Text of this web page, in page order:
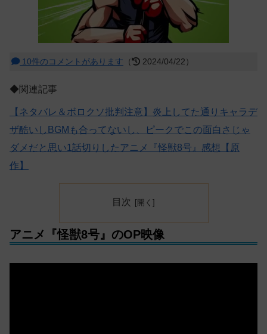
10件のコメントがあります （ 2024/04/22）
◆関連記事
【ネタバレ＆ボロクソ批判注意】炎上してた通りキャラデ
ザ酷いしBGMも合ってないし、ピークでこの面白さじゃ
ダメだと思い1話切りしたアニメ『怪獣8号』感想【原
作】
目次
アニメ『怪獣8号』のOP映像